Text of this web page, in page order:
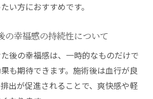
い方におすすめです。
の幸福感の持続性について
後の幸福感は、一時的なものだけで
も期待できます。施術後は血行が良
出が促進されることで、爽快感や軽